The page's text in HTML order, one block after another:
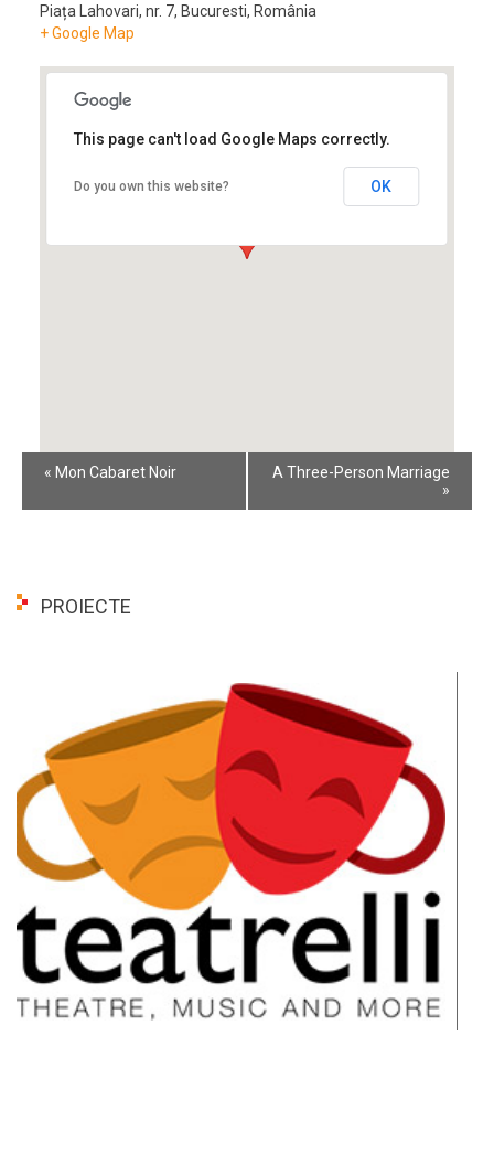
Piața Lahovari, nr. 7, Bucuresti, România
+ Google Map
This page can't load Google Maps correctly.
Do you own this website? OK
Event
« Mon Cabaret Noir
A Three-Person Marriage
»
PROIECTE